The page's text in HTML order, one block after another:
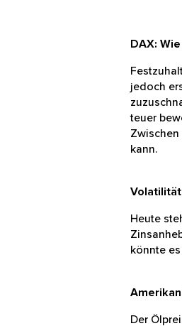
DAX:
Punkten
USA, der
Heute
Der